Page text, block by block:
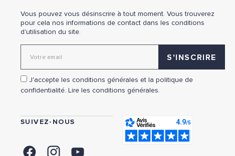
Vous pouvez vous désinscrire à tout moment. Vous trouverez
pour cela nos informations de contact dans les conditions
d'utilisation du site.
J'accepte les conditions générales et la politique de
confidentialité. Lire les conditions générales.
SUIVEZ-NOUS
FACEBOOKINSTAGRAM